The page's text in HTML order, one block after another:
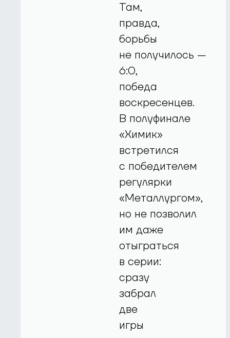
Там,
правда,
борьбы
не получилось —
6:0,
победа
воскресенцев.
В полуфинале
«Химик»
встретился
с победителем
регулярки
«Металлургом»,
но не позволил
им даже
отыграться
в серии:
сразу
забрал
две
игры